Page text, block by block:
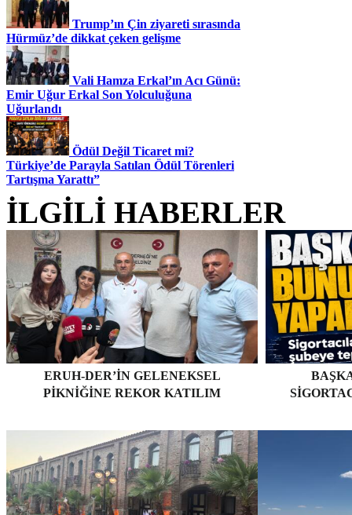
Trump’ın Çin ziyareti sırasında
Hürmüz’de dikkat çeken gelişme
Vali Hamza Erkal’ın Acı Günü:
Emir Uğur Erkal Son Yolculuğuna
Uğurlandı
Ödül Değil Ticaret mi?
Türkiye’de Parayla Satılan Ödül Törenleri
Tartışma Yarattı”
İLGİLİ HABERLER
ERUH-DER’IN GELENEKSEL
PIKNIĞINE REKOR KATILIM